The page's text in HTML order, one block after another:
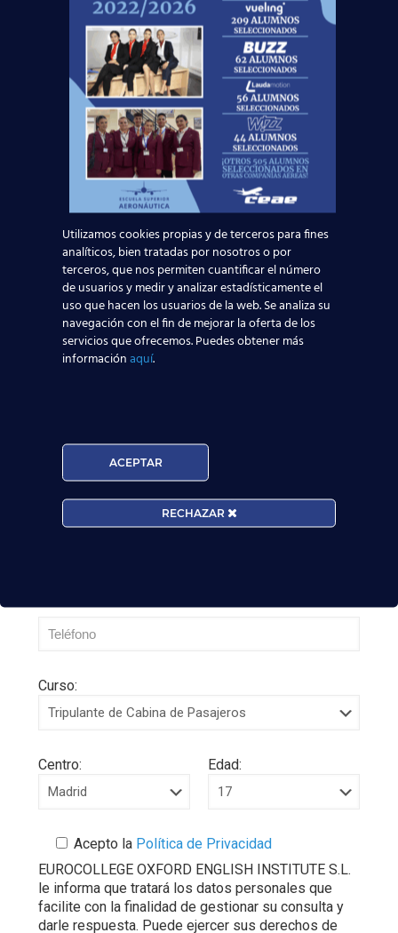
Noticias Relacionadas
Mapa de la aviación global 2025: las rutas más
transitadas y los países con más pasajeros
Leer más
¡Últimas plazas! Nuevo Curso TCP en Madrid
– Tercer cuatrimestre 2026
Leer más
¿Cómo manejan los TCP el jet lag? Trucos y
secretos de vuelo
Curso:
Centro: Edad:
Acepto la Política de Privacidad
EUROCOLLEGE OXFORD ENGLISH INSTITUTE S.L.
le informa que tratará los datos personales que
facilite con la finalidad de gestionar su consulta y
darle respuesta. Puede ejercer sus derechos de
Utilizamos cookies propias y de terceros para fines
analíticos, bien tratadas por nosotros o por
terceros, que nos permiten cuantificar el número
de usuarios y medir y analizar estadísticamente el
uso que hacen los usuarios de la web. Se analiza su
navegación con el fin de mejorar la oferta de los
servicios que ofrecemos. Puedes obtener más
informaciónaquí.
ACEPTAR
RECHAZAR